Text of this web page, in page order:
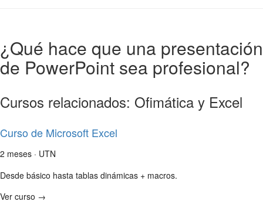
¿Qué hace que una presentación
de PowerPoint sea profesional?
Cursos relacionados: Ofimática y Excel
Curso de Microsoft Excel
2 meses · UTN
Desde básico hasta tablas dinámicas + macros.
Ver curso →